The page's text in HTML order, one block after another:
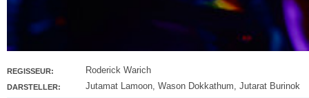
REGISSEUR: Roderick Warich
DARSTELLER: Jutamat Lamoon, Wason Dokkathum, Jutarat Burinok